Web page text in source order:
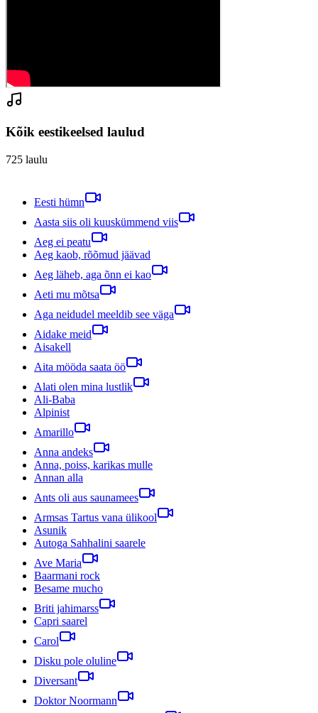
Kõik eestikeelsed laulud
725 laulu
Eesti hümn
Aasta siis oli kuuskümmend viis
Aeg ei peatu
Aeg kaob, rõõmud jäävad
Aeg läheb, aga õnn ei kao
Aeti mu mõtsa
Aga neidudel meeldib see väga
Aidake meid
Aisakell
Aita mööda saata öö
Alati olen mina lustlik
Ali-Baba
Alpinist
Amarillo
Anna andeks
Anna, poiss, karikas mulle
Annan alla
Ants oli aus saunamees
Armsas Tartus vana ülikool
Asunik
Autoga Sahhalini saarele
Ave Maria
Baarmani rock
Besame mucho
Briti jahimarss
Capri saarel
Carol
Disku pole oluline
Diversant
Doktor Noormann